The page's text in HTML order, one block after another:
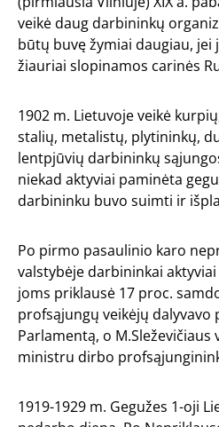
veikė daug darbininkų
būtų buvę žymiai daugiau,
žiauriai slopinamos carinės
1902 m. Lietuvoje veikė
stalių, metalistų, plytininkų,
lentpjūvių darbininkų
niekad aktyviai paminėta
darbininku buvo suimti ir
Po pirmo pasaulinio karo
valstybėje darbininkai
joms priklausė 17 proc.
profsąjungų veikėjų
Parlamentą, o
ministru dirbo
1919-1929 m. Gegužes 1-oji